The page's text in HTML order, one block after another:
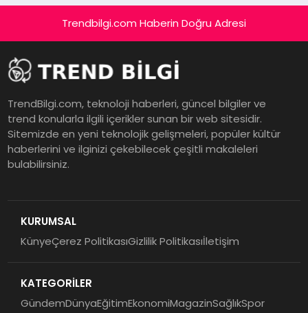
Trendbilgi.com Haberin Doğru Adresi
TrendBilgi.com, teknoloji haberleri, güncel bilgiler ve
trend konularla ilgili içerikler sunan bir web sitesidir.
Sitemizde en yeni teknolojik gelişmeleri, popüler kültür
haberlerini ve ilginizi çekebilecek çeşitli makaleleri
bulabilirsiniz.
KURUMSAL
KünyeÇerez PolitikasıGizlilik Politikasıİletişim
KATEGORİLER
GündemDünyaEğitimEkonomiMagazinSağlıkSpor